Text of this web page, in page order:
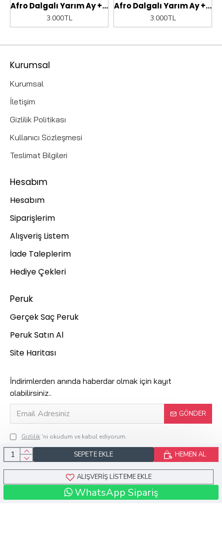
SEPETE EKLE HEMEN AL
ALIŞVERIŞ LISTEME EKLE
WhatsApp Sipariş
Afro Dalgalı Yarım Ay + 2 Yan Çıt Çıt - Kumral Beyaz Platin Röfleli
3.000TL
Afro Dalgalı Yarım Ay + 2 Yan Çıt Çıt - Açık Kahve
3.000TL
Kurumsal
Kurumsal
İletişim
Gizlilik Politikası
Kullanıcı Sözleşmesi
Teslimat Bilgileri
Hesabım
Hesabım
Siparişlerim
Alışveriş Listem
İade Taleplerim
Hediye Çekleri
Peruk
Gerçek Saç Peruk
Peruk Satın Al
Site Haritası
İndirimlerden anında haberdar olmak için kayıt
olabilirsiniz..
GÖNDER
Gizlilik 'ni okudum ve kabul ediyorum.
Kuaför Suzan © 2024 Tüm Hakları Saklıdır.